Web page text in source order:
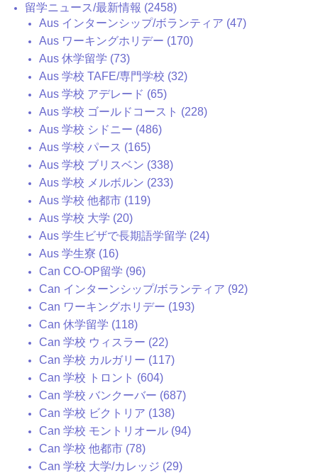
留学ニュース/最新情報 (2458)
Aus インターンシップ/ボランティア (47)
Aus ワーキングホリデー (170)
Aus 休学留学 (73)
Aus 学校 TAFE/専門学校 (32)
Aus 学校 アデレード (65)
Aus 学校 ゴールドコースト (228)
Aus 学校 シドニー (486)
Aus 学校 パース (165)
Aus 学校 ブリスベン (338)
Aus 学校 メルボルン (233)
Aus 学校 他都市 (119)
Aus 学校 大学 (20)
Aus 学生ビザで長期語学留学 (24)
Aus 学生寮 (16)
Can CO-OP留学 (96)
Can インターンシップ/ボランティア (92)
Can ワーキングホリデー (193)
Can 休学留学 (118)
Can 学校 ウィスラー (22)
Can 学校 カルガリー (117)
Can 学校 トロント (604)
Can 学校 バンクーバー (687)
Can 学校 ビクトリア (138)
Can 学校 モントリオール (94)
Can 学校 他都市 (78)
Can 学校 大学/カレッジ (29)